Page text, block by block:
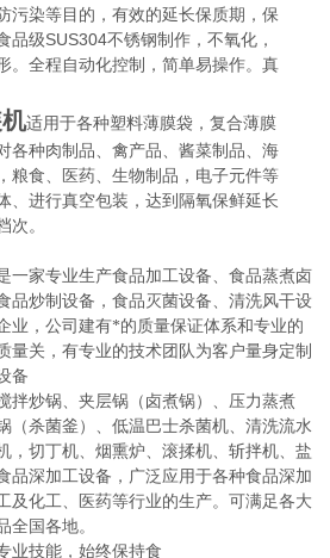
污染等目的，有效的延长保质期，保
品级SUS304不锈钢制作，不氧化，
。全程自动化控制，简单易操作。真
适用于各种塑料薄膜袋，复合薄膜
各种肉制品、禽产品、酱菜制品、海
粮食、医药、生物制品，电子元件等
、进行真空包装，达到隔氧保鲜延长
次。
一家专业生产食品加工设备、食品蒸煮卤
品炒制设备，食品灭菌设备、清洗风干设
业，公司建有*的质量保证体系和专业的
量关，有专业的技术团队为客户量身定制
备
拌炒锅、夹层锅（卤煮锅）、压力蒸煮
（杀菌釜）、低温巴士杀菌机、清洗流水
，切丁机、烟熏炉、滚揉机、斩拌机、盐
品深加工设备，广泛应用于各种食品深加
及化工、医药等行业的生产。可满足各大
全国各地。
业技能，始终保持食